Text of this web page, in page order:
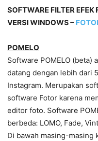
SOFTWARE FILTER EFEK
VERSI WINDOWS –
POMELO
Software POMELO (beta)
datang dengan lebih dari
Instagram. Merupakan
software Fotor karena
editor foto. Software
berbeda: LOMO, Fade,
Di bawah masing-